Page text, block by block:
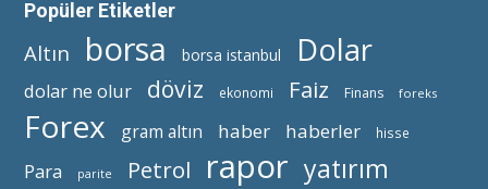
Popüler Etiketler
Altın borsa borsa istanbul Dolar
dolar ne olur döviz ekonomi Faiz Finans foreks
Forex gram altın haber haberler hisse
Para parite Petrol rapor yatırım